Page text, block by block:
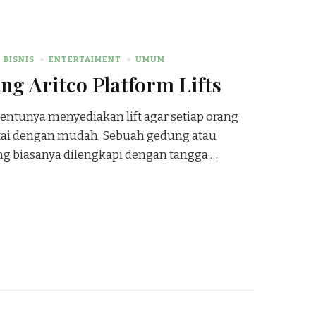
BISNIS ENTERTAIMENT UMUM
Aritco Platform Lifts
menyediakan lift agar setiap orang
dengan mudah. Sebuah gedung atau
biasanya dilengkapi dengan tangga …